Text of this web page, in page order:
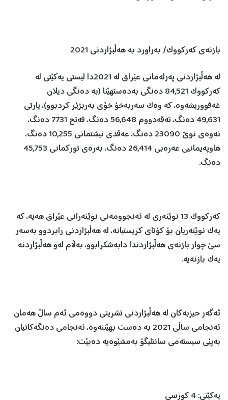
بازنەی کەرکووک/ بەراورد بە هەڵبژاردنی 2021
لە هەڵبژاردنی پەرلەمانی عێراق لە 2021دا لیستی یەکێتی لە
کەرکووک 84,521 دەنگی بەدەستهێنا (بە دەنگی دیلان
غەفووریشەوە، کە وەک سەربەخۆ خۆی بەربژێر کردبوو)، پارتی
49,631 دەنگ، تەقەدووم 56,648 دەنگ، فەتح 7731 دەنگ،
نەوەی نوێ 23090 دەنگ، عەقدی نیشتمانی 10,255 دەنگ،
هاوپەیمانیی عەرەبی 26,414 دەنگ، بەرەی تورکمانی 45,753
دەنگ.
کەرکووک 13 نوێنەری لە ئەنجوومەنی نوێنەرانی عێراق هەیە، کە
یەک نوێنەریان بۆ کۆتای کریستیانە، لە هەڵبژاردنی رابردوو بەسەر
سێ چوار بازنەی هەڵبژاردندا دابەشکرابوو، بەڵام لەو هەڵبژاردنە
یەک بازنەیە.
ئەگەر حیزبەکان لە هەڵبژاردنی تشرینی دووەمی ئەم ساڵ هەمان
ئەنجامی ساڵی 2021 بە دەست بهێننەوە، ئەنجامی دەنگەکانیان
بەپێی سیستەمی سانتلیگۆ بەمشێوەیە دەبێت:
یەکێتی: 4 کورسی